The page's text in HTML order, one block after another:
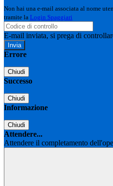
Non hai una e-mail associata al nome
tramite la Login Spaggiari
E-mail inviata, si prega di
Errore
Chiudi
Successo
Chiudi
Informazione
Chiudi
Attendere...
Attendere il completamento